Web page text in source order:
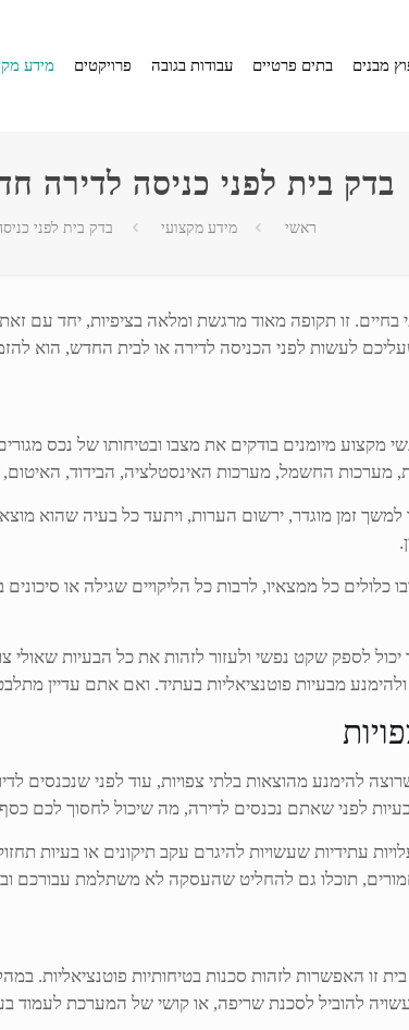
מבנים בתים פרטיים עבודות בגובה פרויקטים מידע
בדק בית לפני כניסה לדירה
ראשי מידע מקצועי בדק בית לפני
זו תקופה מאוד מרגשת ומלאה בציפיות, יחד עם
לעשות לפני הכניסה לדירה או לבית החדש, הוא
מקצוע מיומנים בודקים את מצבו ובטיחותו של נכס
מערכות החשמל, מערכות האינסטלציה, הבידוד, האיטום,
זמן מוגדר, ירשום הערות, ויתעד כל בעיה שהוא
כלולים כל ממצאיו, לרבות כל הליקויים שגילה או
לספק שקט נפשי ולעזור לזהות את כל הבעיות שאולי
מבעיות פוטנציאליות בעתיד. ואם אתם עדיין
להימנע מהוצאות בלתי צפויות, עוד לפני שנכנסים
לפני שאתם נכנסים לדירה, מה שיכול לחסוך לכם
עתידיות שעשויות להיגרם עקב תיקונים או
תוכלו גם להחליט שהעסקה לא משתלמת עבורכם
זו האפשרות לזהות סכנות בטיחותיות
להוביל לסכנת שריפה, או קושי של המערכת לעמוד